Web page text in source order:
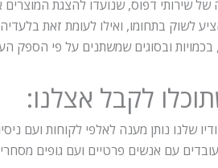
של שירותי דפוס, שנועדו להצגת
לשוק בתחומו, ואילו לעומת זאת
ובסוגים שמשתנים על פי הספק
לקבל אצלנו:
שלנו נותן מענה לאלפי לקוחות ועם
עם אנשים פרטיים ועם גופים